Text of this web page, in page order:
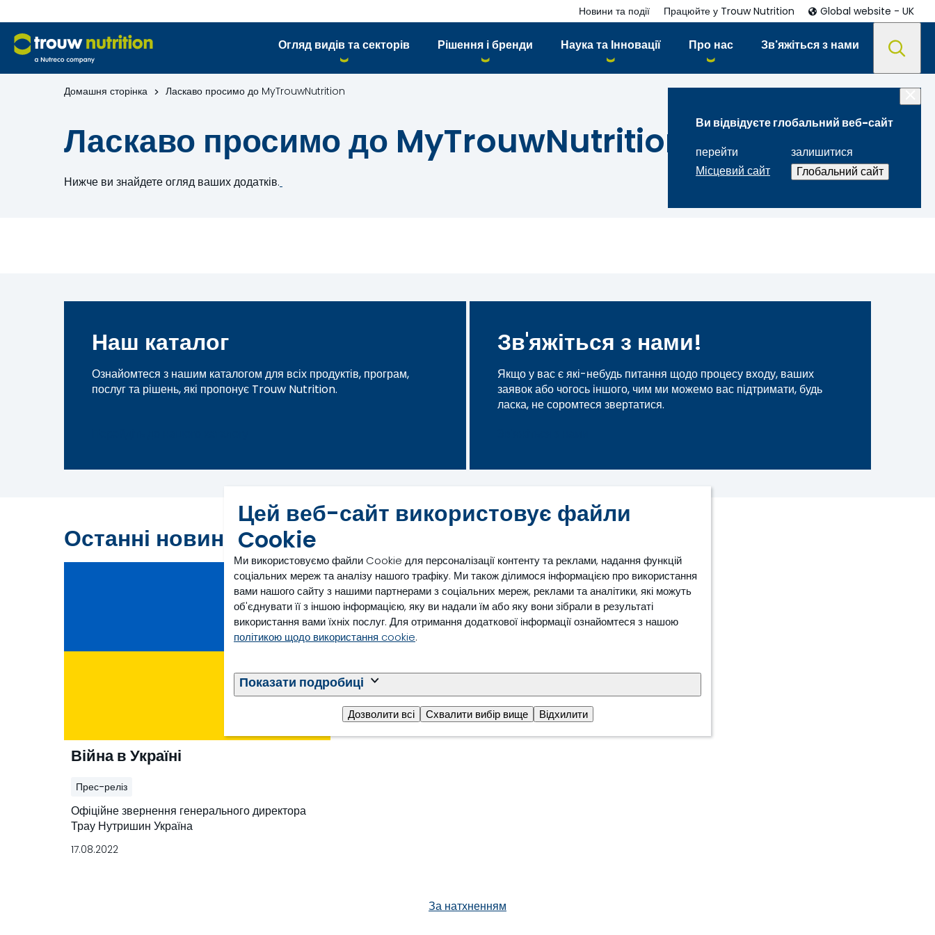
Цей веб-сайт використовує файли
Cookie
Ми використовуємо файли Cookie для персоналізації контенту та реклами, надання функцій
соціальних мереж та аналізу нашого трафіку. Ми також ділимося інформацією про використання
вами нашого сайту з нашими партнерами з соціальних мереж, реклами та аналітики, які можуть
об'єднувати її з іншою інформацією, яку ви надали їм або яку вони зібрали в результаті
використання вами їхніх послуг. Для отримання додаткової інформації ознайомтеся з нашою
політикою щодо використання cookie.
Показати подробиці
Дозволити всі Схвалити вибір вище Відхилити
Огляд видів та секторів Рішення і бренди Наука та Інновації Про нас Зв'яжіться з нами
Новини та події Працюйте у Trouw Nutrition Global website - UK
Ви відвідуєте глобальний веб-сайт
перейти
Місцевий сайт
залишитися
Глобальний сайт
Домашня сторінка Ласкаво просимо до MyTrouwNutrition
Ласкаво просимо до MyTrouwNutrition
Нижче ви знайдете огляд ваших додатків.
Наш каталог
Ознайомтеся з нашим каталогом для всіх продуктів, програм,
послуг та рішень, які пропонує Trouw Nutrition.
Зв'яжіться з нами!
Якщо у вас є які-небудь питання щодо процесу входу, ваших
заявок або чогось іншого, чим ми можемо вас підтримати, будь
ласка, не соромтеся звертатися.
Останні новини та статті
Війна в Україні
Прес-реліз
Офіційне звернення генерального директора
Трау Нутришин Україна
17.08.2022
За натхненням